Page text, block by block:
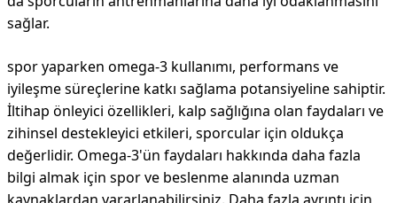
sağlar.
spor yaparken omega-3 kullanımı, performans ve
iyileşme süreçlerine katkı sağlama potansiyeline sahiptir.
İltihap önleyici özellikleri, kalp sağlığına olan faydaları ve
zihinsel destekleyici etkileri, sporcular için oldukça
değerlidir. Omega-3'ün faydaları hakkında daha fazla
bilgi almak için spor ve beslenme alanında uzman